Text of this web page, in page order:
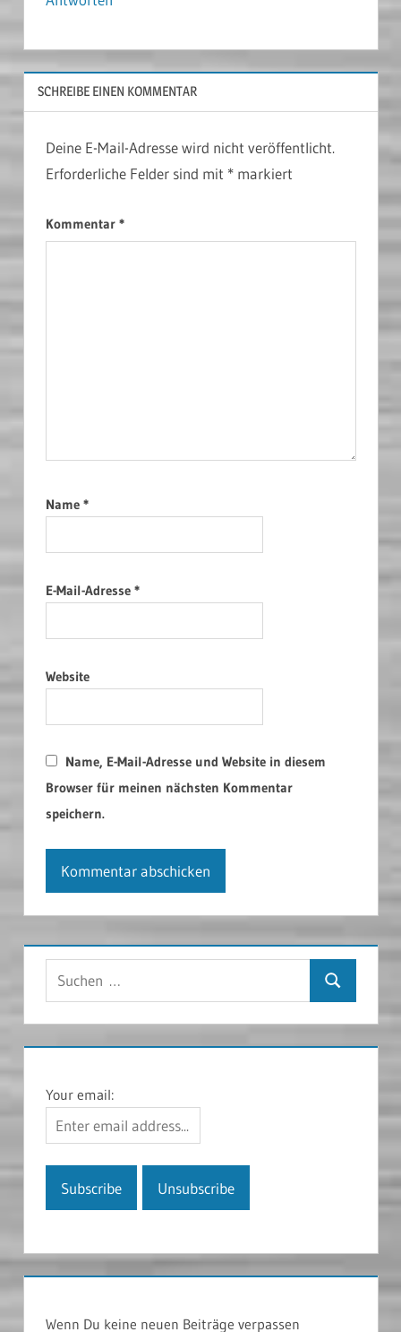
SCHREIBE EINEN KOMMENTAR
Deine E-Mail-Adresse wird nicht veröffentlicht.
Erforderliche Felder sind mit *markiert
Kommentar *
Name *
E-Mail-Adresse *
Website
Name, E-Mail-Adresse und Website in diesem
Browser für meinen nächsten Kommentar
speichern.
Suchen
Your email:
Wenn Du keine neuen Beiträge verpassen